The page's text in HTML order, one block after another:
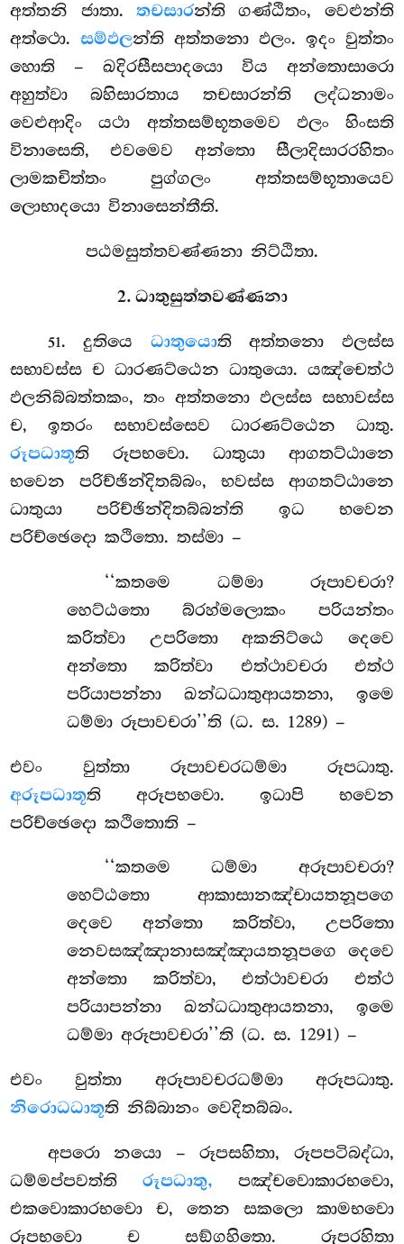
අත්තනි ජාතා. තචසාරන්ති ගණ්ඨිතං, වෙළුන්ති
අත්ථො.සම්ඵලන්ති අත්තනො ඵලං. ඉදං වුත්තං
හොති – ඛදිරසීසපාදයො විය අන්තොසාරො
අහුත්වා බහිසාරතාය තචසාරන්ති ලද්ධනාමං
වෙළුආදිං යථා අත්තසම්භූතමෙව ඵලං හිංසති
විනාසෙති, එවමෙව අන්තො සීලාදිසාරරහිතං
ලාමකචිත්තං පුග්ගලං අත්තසම්භූතායෙව
ලොභාදයො විනාසෙන්තීති.
පඨමසුත්තවණ්ණනා නිට්ඨිතා.
2. ධාතුසුත්තවණ්ණනා
51. දුතියෙ ධාතුයොති අත්තනො ඵලස්ස
සභාවස්ස ච ධාරණට්ඨෙන ධාතුයො. යඤ්චෙත්ථ
ඵලනිබ්බත්තකං, තං අත්තනො ඵලස්ස සභාවස්ස
ච, ඉතරං සභාවස්සෙව ධාරණට්ඨෙන ධාතු.
රූපධාතූතිරූපභවො. ධාතුයා ආගතට්ඨානෙ
භවෙන පරිච්ඡින්දිතබ්බං, භවස්ස ආගතට්ඨානෙ
ධාතුයා පරිච්ඡින්දිතබ්බන්ති ඉධ භවෙන
පරිච්ඡෙදො කථිතො. තස්මා –
‘‘කතමෙ ධම්මා රූපාවචරා?
හෙට්ඨතො බ්රහ්මලොකං පරියන්තං
කරිත්වා උපරිතො අකනිට්ඨෙ දෙවෙ
අන්තො කරිත්වා එත්ථාවචරා එත්ථ
පරියාපන්නා ඛන්ධධාතුආයතනා, ඉමෙ
ධම්මා රූපාවචරා’’ති (ධ. ස. 1289) –
එවං වුත්තා රූපාවචරධම්මා රූපධාතු.
අරූපධාතූති අරූපභවො. ඉධාපි භවෙන
පරිච්ඡෙදො කථිතොති –
‘‘කතමෙ ධම්මා අරූපාවචරා?
හෙට්ඨතො ආකාසානඤ්චායතනූපගෙ
දෙවෙ අන්තො කරිත්වා, උපරිතො
නෙවසඤ්ඤානාසඤ්ඤායතනූපගෙ දෙවෙ
අන්තො කරිත්වා, එත්ථාවචරා එත්ථ
පරියාපන්නා ඛන්ධධාතුආයතනා, ඉමෙ
ධම්මා අරූපාවචරා’’ති (ධ. ස. 1291) –
එවං වුත්තා අරූපාවචරධම්මා අරූපධාතු.
නිරොධධාතූති නිබ්බානං වෙදිතබ්බං.
අපරො නයො – රූපසහිතා, රූපපටිබද්ධා,
ධම්මප්පවත්ති රූපධාතු, පඤ්චවොකාරභවො,
එකවොකාරභවො ච, තෙන සකලො කාමභවො
රූපභවො ච සඞ්ගහිතො. රූපරහිතා